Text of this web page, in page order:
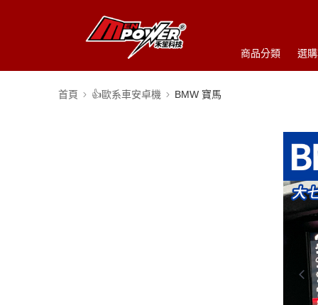
商品分類 選
首頁 👍歐系車安卓機 BMW 寶馬